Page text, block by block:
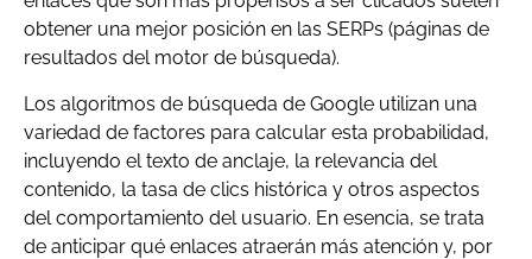
obtener una mejor posición en las SERPs (páginas de
resultados del motor de búsqueda).
Los algoritmos de búsqueda de Google utilizan una
variedad de factores para calcular esta probabilidad,
incluyendo el texto de anclaje, la relevancia del
contenido, la tasa de clics histórica y otros aspectos
del comportamiento del usuario. En esencia, se trata
de anticipar qué enlaces atraerán más atención y, por